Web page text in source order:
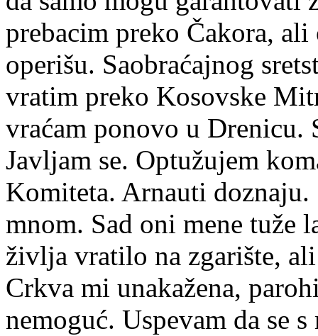
prebacim preko Čakora,
operišu. Saobraćajnog
vratim preko Kosovske
vraćam ponovo u Drenicu.
Javljam se. Optužujem
Komiteta. Arnauti doznaju.
mnom. Sad oni mene tuže
življa vratilo na zgarište,
Crkva mi unakažena,
nemoguć. Uspevam da se